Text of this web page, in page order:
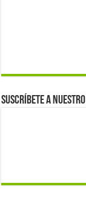
Suscríbete a